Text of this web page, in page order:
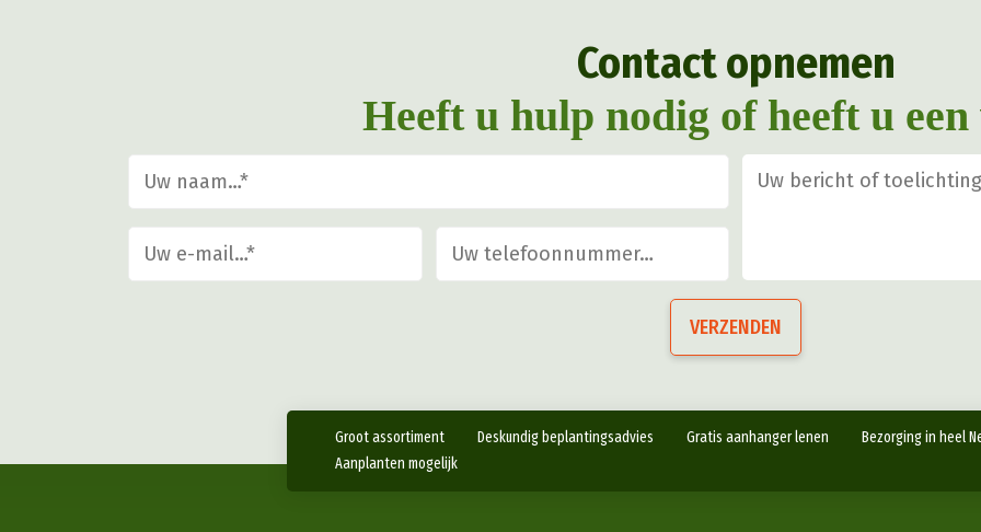
op
de
worden
op
de
productpagina
Contact opnemen
Heeft u hulp nodig of heeft u een
VERZENDEN
Groot assortiment Deskundig beplantingsadvies Gratis aanhanger lenen
Bezorging in heel
Aanplanten mogelijk